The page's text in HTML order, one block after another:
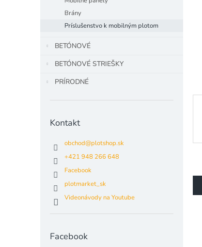
Brány
Príslušenstvo k mobilným plotom
BETÓNOVÉ
BETÓNOVÉ STRIEŠKY
PRÍRODNÉ
Kontakt
obchod@plotshop.sk
+421 948 266 648
Facebook
plotmarket_sk
Videonávody na Youtube
Facebook